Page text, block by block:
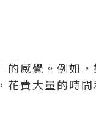
感覺。例如
費大量的時